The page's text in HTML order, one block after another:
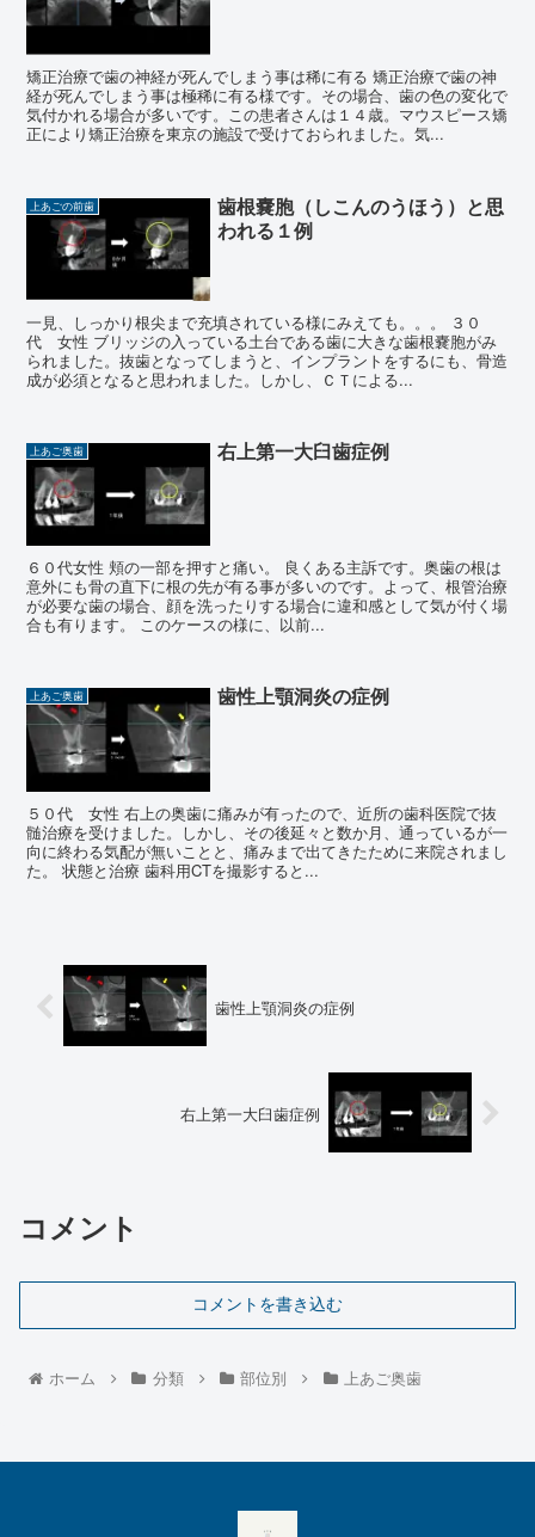
矯正治療で歯の神経が死んでしまう事は稀に有る 矯正治療で歯の神
経が死んでしまう事は極稀に有る様です。その場合、歯の色の変化で
気付かれる場合が多いです。この患者さんは１４歳。マウスピース矯
正により矯正治療を東京の施設で受けておられました。気...
上あごの前歯
歯根嚢胞（しこんのうほう）と思
われる１例
一見、しっかり根尖まで充填されている様にみえても。。。 ３０
代 女性 ブリッジの入っている土台である歯に大きな歯根嚢胞がみ
られました。抜歯となってしまうと、インプラントをするにも、骨造
成が必須となると思われました。しかし、ＣＴによる...
上あご奥歯 右上第一大臼歯症例
６０代女性 頬の一部を押すと痛い。 良くある主訴です。奥歯の根は
意外にも骨の直下に根の先が有る事が多いのです。よって、根管治療
が必要な歯の場合、顔を洗ったりする場合に違和感として気が付く場
合も有ります。 このケースの様に、以前...
上あご奥歯 歯性上顎洞炎の症例
５０代 女性 右上の奥歯に痛みが有ったので、近所の歯科医院で抜
髄治療を受けました。しかし、その後延々と数か月、通っているが一
向に終わる気配が無いことと、痛みまで出てきたために来院されまし
た。 状態と治療 歯科用CTを撮影すると...
歯性上顎洞炎の症例
右上第一大臼歯症例
コメント
コメントを書き込む
ホーム 分類 部位別 上あご奥歯